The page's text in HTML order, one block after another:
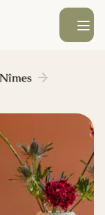
Ouvrir le
Nîmes